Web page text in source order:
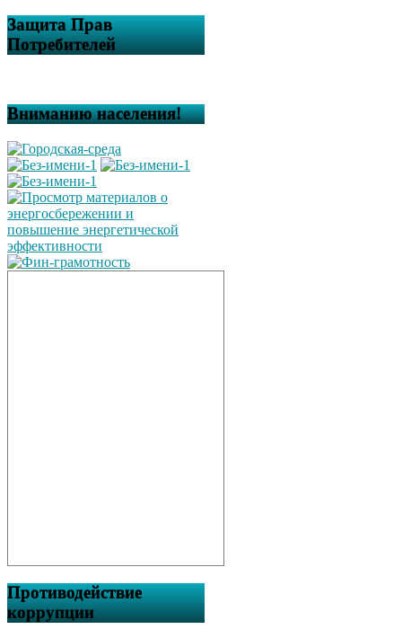
Защита Прав
Потребителей
Вниманию населения!
Противодействие
коррупции